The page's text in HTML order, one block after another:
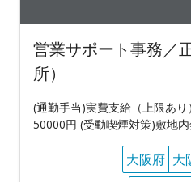
営業サポート事務／
所）
(通勤手当)実費支給（上限あ
50000円 (受動喫煙対策)敷地
大阪府 大